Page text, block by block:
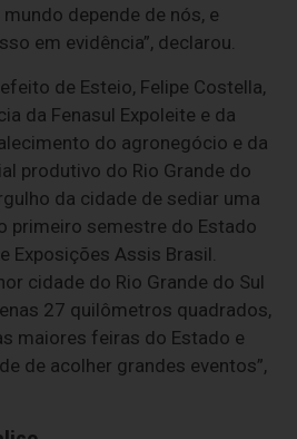
depende de nós, e
em evidência”, declarou.
de Esteio, Felipe Costella,
da Fenasul Expoleite e da
do agronegócio e da
produtivo do Rio Grande do
da cidade de sediar uma
primeiro semestre do Estado
Exposições Assis Brasil.
cidade do Rio Grande do Sul
27 quilômetros quadrados,
maiores feiras do Estado e
de acolher grandes eventos”,